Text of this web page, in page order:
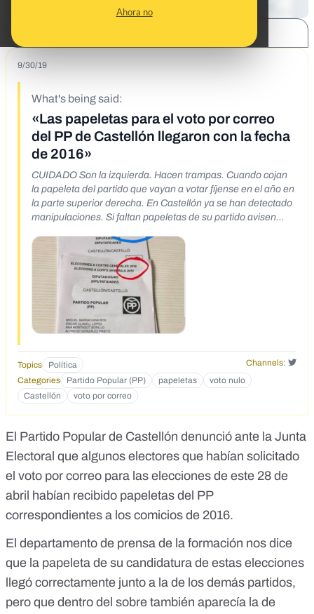
Ahora no
9/30/19
What's being said:
«Las papeletas para el voto por correo
del PP de Castellón llegaron con la fecha
de 2016»
CUIDADO Son la izquierda. Hacen trampas. Cuando cojan
la papeleta del partido que vayan a votar fíjense en el año en
la parte superior derecha. En Castellón ya se han detectado
manipulaciones. Si faltan papeletas de su partido avisen
https://x.com/Overlord_JJJ/status/1119541233234452480
Cuidadín esto es en Castellón, las papeletas del PP con
fecha de 2016...ya no saben como ganar, si gobiernan no
podréis volver a votar como en Venezuela.
Topics Política
Channels:
Categories
Partido Popular (PP) papeletas
voto nulo
Castellón
voto por correo
El Partido Popular de Castellón denunció ante la Junta
Electoral que algunos electores que habían solicitado
el voto por correo para las elecciones de este 28 de
abril habían recibido papeletas del PP
correspondientes a los comicios de 2016.
El departamento de prensa de la formación nos dice
que la papeleta de su candidatura de estas elecciones
llegó correctamente junto a la de los demás partidos,
pero que dentro del sobre también aparecía la de